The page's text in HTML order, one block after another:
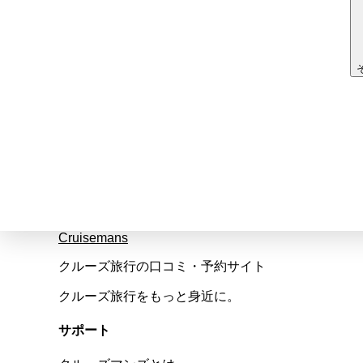
Cruisemans
クルーズ旅行の口コミ・予約サイト
クルーズ旅行をもっと身近に。
サポート